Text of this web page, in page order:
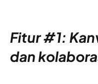
Fitur #1:
dan